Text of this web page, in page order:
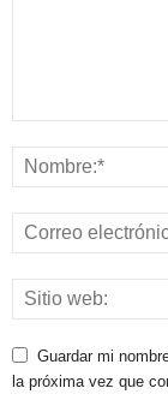
Guardar mi
la próxima vez que